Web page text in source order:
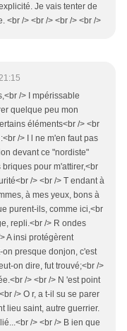
Je vais tenter de
<br /> <br /> <br /> <br />
/> I mpérissable
quelque peu mon
éléments<br /> <br
/> I l ne m'en faut pas
devant ce "nordiste"
pour m'attirer,<br
/> <br /> T endant à
à mes yeux, bons à
purent-ils, comme ici,<br
repli.<br /> R ondes
A insi protégèrent
on presque donjon, c'est
on dire, fut trouvé;<br />
/> <br /> N 'est point
/> O r, a t-il su se parer
lieu saint, autre guerrier.
/> <br /> B ien que